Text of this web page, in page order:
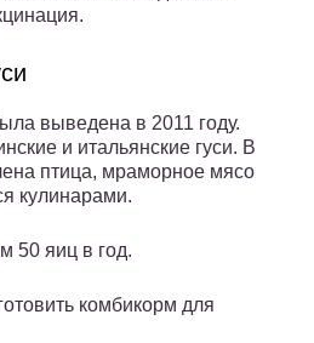
выведена в 2011 году.
и итальянские гуси. В
птица, мраморное мясо
кулинарами.
50 яиц в год.
комбикорм для